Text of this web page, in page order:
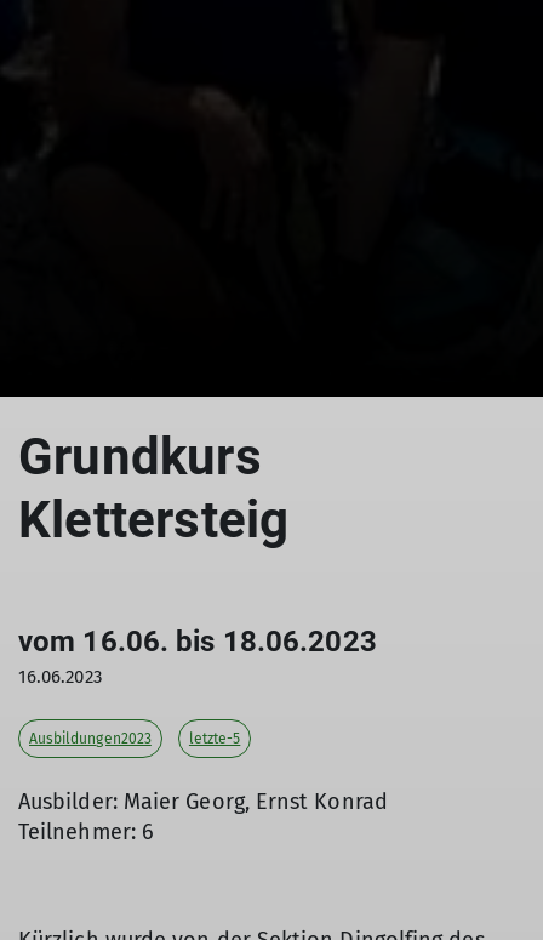
Grundkurs
Klettersteig
vom 16.06. bis 18.06.2023
16.06.2023
Ausbildungen2023 letzte-5
Ausbilder: Maier Georg, Ernst Konrad
Teilnehmer: 6